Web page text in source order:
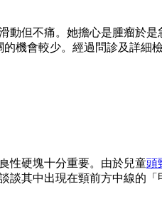
動但不痛。她擔心是腫瘤於
機會較少。經過問診及詳細
性硬塊十分重要。由於兒童頭
其中出現在頸前方中線的「